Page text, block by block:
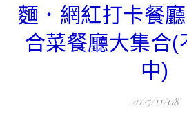
麵．網紅打卡餐
合菜餐廳大集合(
中)
2025/11/08